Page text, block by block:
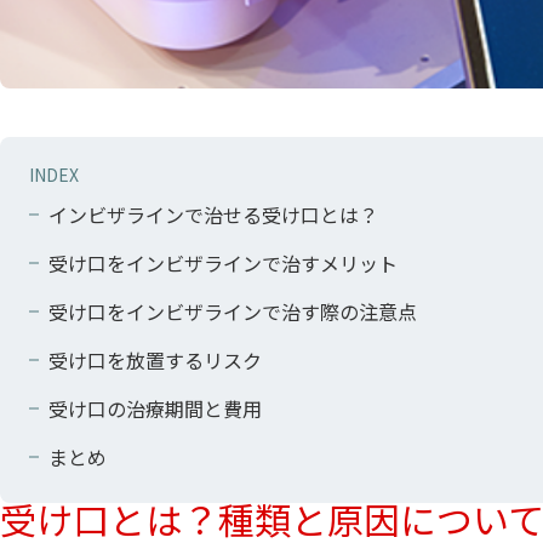
INDEX
インビザラインで治せる受け口とは？
受け口をインビザラインで治すメリット
受け口をインビザラインで治す際の注意点
受け口を放置するリスク
受け口の治療期間と費用
まとめ
受け口とは？種類と原因について